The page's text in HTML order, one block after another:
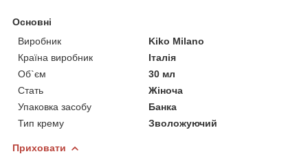
Основні
Виробник
Kiko Milano
Країна виробник
Італія
Об`єм
30 мл
Стать
Жіноча
Упаковка засобу
Банка
Тип крему
Зволожуючий
Приховати